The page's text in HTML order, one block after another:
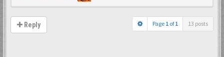
Reply Page 1 of1 13 posts